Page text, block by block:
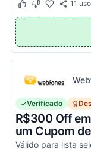
Este cupom
Este cupom
11
Verificado
R$300 Off
um Cupom